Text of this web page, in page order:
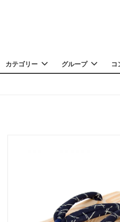
カテゴリー グループ コ